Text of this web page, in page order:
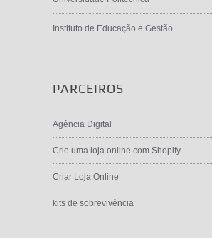
Instituto de Educação e Gestão
PARCEIROS
Agência Digital
Crie uma loja online com Shopify
Criar Loja Online
kits de sobrevivência